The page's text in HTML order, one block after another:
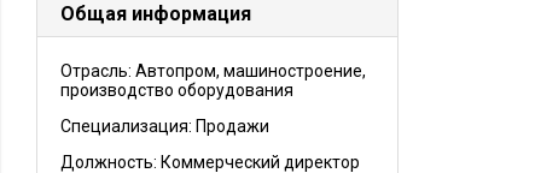
Общая информация
Отрасль: Автопром, машиностроение,
производство оборудования
Специализация: Продажи
Должность: Коммерческий директор